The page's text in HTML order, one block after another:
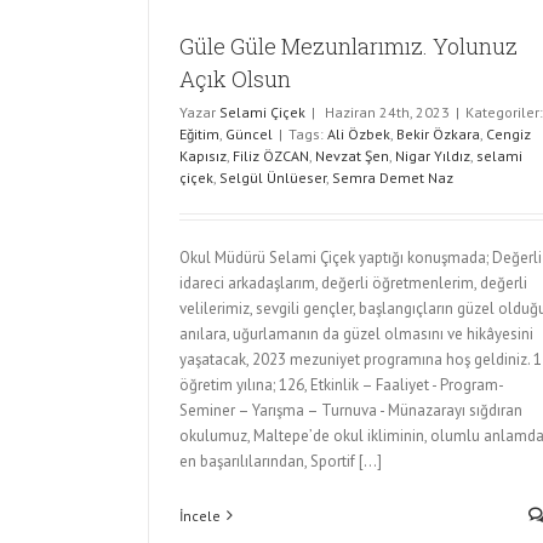
Güle Güle Mezunlarımız. Yolunuz
Açık Olsun
Yazar Selami Çiçek | Haziran 24th, 2023 | Kategoriler:
Eğitim Güncel | Tags: Ali Özbek Bekir Özkara Cengiz
Kapısız Filiz ÖZCAN Nevzat Şen Nigar Yıldız selami
çiçek Selgül Ünlüeser, Semra Demet Naz
Okul Müdürü Selami Çiçek yaptığı konuşmada; Değerli
idareci arkadaşlarım, değerli öğretmenlerim, değerli
velilerimiz, sevgili gençler, başlangıçların güzel
anılara, uğurlamanın da güzel olmasını ve hikâyesini
yaşatacak, 2023 mezuniyet programına hoş geldiniz. 1
öğretim yılına; 126, Etkinlik – Faaliyet - Program-
Seminer – Yarışma – Turnuva - Münazarayı sığdıran
okulumuz, Maltepe’de okul ikliminin, olumlu anlamda
en başarılılarından, Sportif [...]
İncele